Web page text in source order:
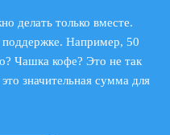
делать только вместе.
Например, 50
Чашка кофе? Это не так
значительная сумма для